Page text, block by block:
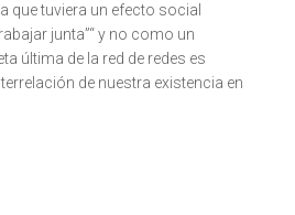
que tuviera un efecto social
junta”“ y no como un
última de la red de redes es
de nuestra existencia en